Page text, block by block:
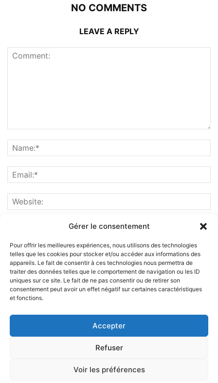
Gérer le consentement
Pour offrir les meilleures expériences, nous utilisons des technologies
telles que les cookies pour stocker et/ou accéder aux informations des
appareils. Le fait de consentir à ces technologies nous permettra de
traiter des données telles que le comportement de navigation ou les ID
uniques sur ce site. Le fait de ne pas consentir ou de retirer son
consentement peut avoir un effet négatif sur certaines caractéristiques
et fonctions.
Accepter
Refuser
Voir les préférences
NO COMMENTS
LEAVE A REPLY
ABOUT US
FOLLOW US